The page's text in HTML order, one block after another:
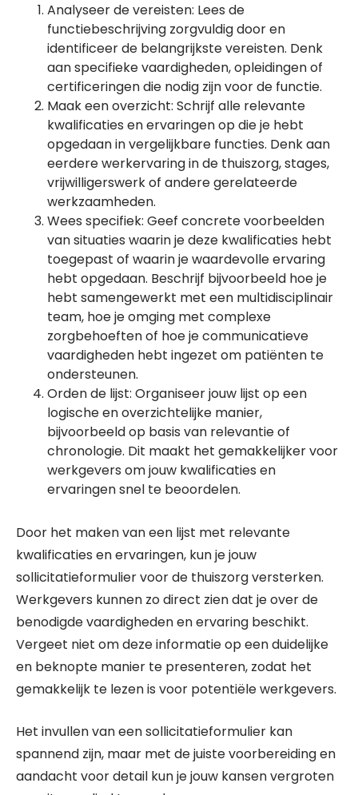
Analyseer de vereisten: Lees de
functiebeschrijving zorgvuldig door en
identificeer de belangrijkste vereisten. Denk
aan specifieke vaardigheden, opleidingen of
certificeringen die nodig zijn voor de functie.
Maak een overzicht: Schrijf alle relevante
kwalificaties en ervaringen op die je hebt
opgedaan in vergelijkbare functies. Denk aan
eerdere werkervaring in de thuiszorg, stages,
vrijwilligerswerk of andere gerelateerde
werkzaamheden.
Wees specifiek: Geef concrete voorbeelden
van situaties waarin je deze kwalificaties hebt
toegepast of waarin je waardevolle ervaring
hebt opgedaan. Beschrijf bijvoorbeeld hoe je
hebt samengewerkt met een multidisciplinair
team, hoe je omging met complexe
zorgbehoeften of hoe je communicatieve
vaardigheden hebt ingezet om patiënten te
ondersteunen.
Orden de lijst: Organiseer jouw lijst op een
logische en overzichtelijke manier,
bijvoorbeeld op basis van relevantie of
chronologie. Dit maakt het gemakkelijker voor
werkgevers om jouw kwalificaties en
ervaringen snel te beoordelen.
Door het maken van een lijst met relevante
kwalificaties en ervaringen, kun je jouw
sollicitatieformulier voor de thuiszorg versterken.
Werkgevers kunnen zo direct zien dat je over de
benodigde vaardigheden en ervaring beschikt.
Vergeet niet om deze informatie op een duidelijke
en beknopte manier te presenteren, zodat het
gemakkelijk te lezen is voor potentiële werkgevers.
Het invullen van een sollicitatieformulier kan
spannend zijn, maar met de juiste voorbereiding en
aandacht voor detail kun je jouw kansen vergroten